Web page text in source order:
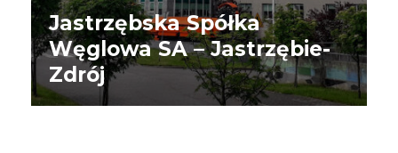
Jastrzębska Spółka
Węglowa SA – Jastrzębie-
Zdrój